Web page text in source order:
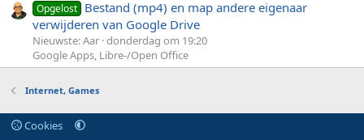
Opgelost Bestand (mp4) en map andere eigenaar
verwijderen van Google Drive
Nieuwste: Aar donderdag om 19:20
Google Apps, Libre-/Open Office
Internet, Games
Cookies